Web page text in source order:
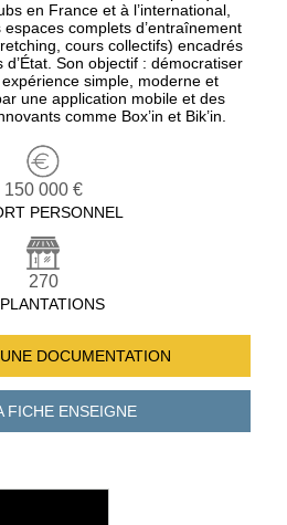
en France et à l’international,
espaces complets d’entraînement
cours collectifs) encadrés
Son objectif : démocratiser
simple, moderne et
une application mobile et des
comme Box’in et Bik’in.
150 000 €
PERSONNEL
270
DOCUMENTATION
FICHEENSEIGNE